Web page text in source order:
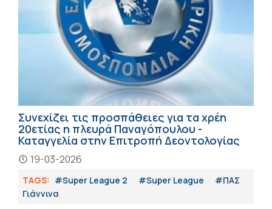
Συνεχίζει τις προσπάθειες για τα χρέη
20ετίας η πλευρά Παναγόπουλου -
Καταγγελία στην Επιτροπή Δεοντολογίας
19-03-2026
TAGS: #Super League 2 #Super League
#ΠΑΣ
Γιάννινα